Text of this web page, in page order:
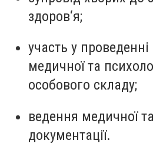
здоров‘я;
участь у проведенні
медичної та
особового складу;
ведення медичної та
документації.